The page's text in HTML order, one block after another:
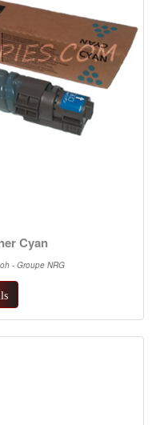
Cyan
- Groupe NRG